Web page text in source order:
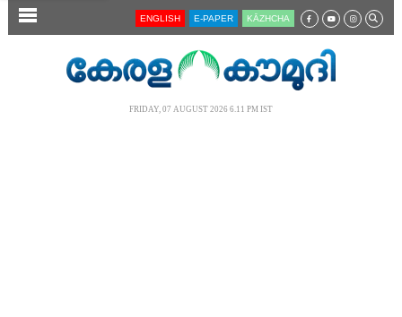
SECTIONS ENGLISH E-PAPER KĀZHCHA
FRIDAY, 07 AUGUST 2026 6.11 PM IST